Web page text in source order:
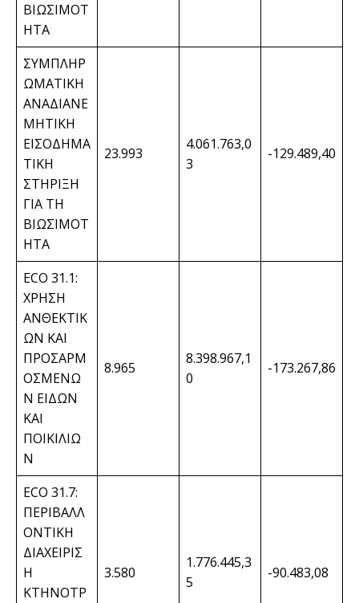
ΒΙΩΣΙΜΟΤ
ΗΤΑ
ΣΥΜΠΛΗΡ
ΩΜΑΤΙΚΗ
ΑΝΑΔΙΑΝΕ
ΜΗΤΙΚΗ
ΕΙΣΟΔΗΜΑ
ΤΙΚΗ
ΣΤΗΡΙΞΗ
ΓΙΑ ΤΗ
ΒΙΩΣΙΜΟΤ
ΗΤΑ
23.993
4.061.763,0
3
-129.489,40
ECO 31.1:
ΧΡΗΣΗ
ΑΝΘΕΚΤΙΚ
ΩΝ ΚΑΙ
ΠΡΟΣΑΡΜ
ΟΣΜΕΝΩ
Ν ΕΙΔΩΝ
ΚΑΙ
ΠΟΙΚΙΛΙΩ
Ν
8.965
8.398.967,1
0
-173.267,86
ECO 31.7:
ΠΕΡΙΒΑΛΛ
ΟΝΤΙΚΗ
ΔΙΑΧΕΙΡΙΣ
Η
ΚΤΗΝΟΤΡ
3.580
1.776.445,3
5
-90.483,08